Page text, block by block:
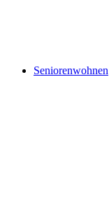
Seniorenwohnen